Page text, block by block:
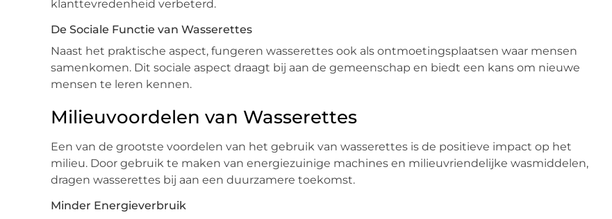
klanttevredenheid verbeterd.
De Sociale Functie van Wasserettes
Naast het praktische aspect, fungeren wasserettes ook als ontmoetingsplaatsen waar mensen
samenkomen. Dit sociale aspect draagt bij aan de gemeenschap en biedt een kans om nieuwe
mensen te leren kennen.
Milieuvoordelen van Wasserettes
Een van de grootste voordelen van het gebruik van wasserettes is de positieve impact op het
milieu. Door gebruik te maken van energiezuinige machines en milieuvriendelijke wasmiddelen,
dragen wasserettes bij aan een duurzamere toekomst.
Minder Energieverbruik